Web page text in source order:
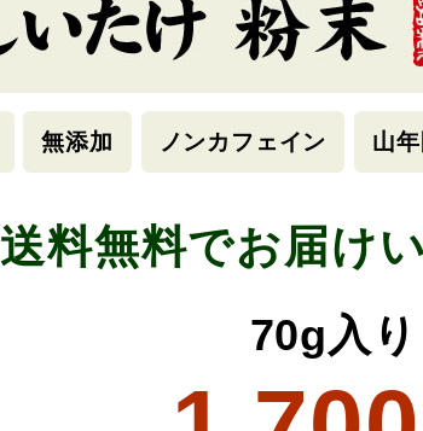
無添加 ノンカフェイン 山
送料無料でお届け
70g入り